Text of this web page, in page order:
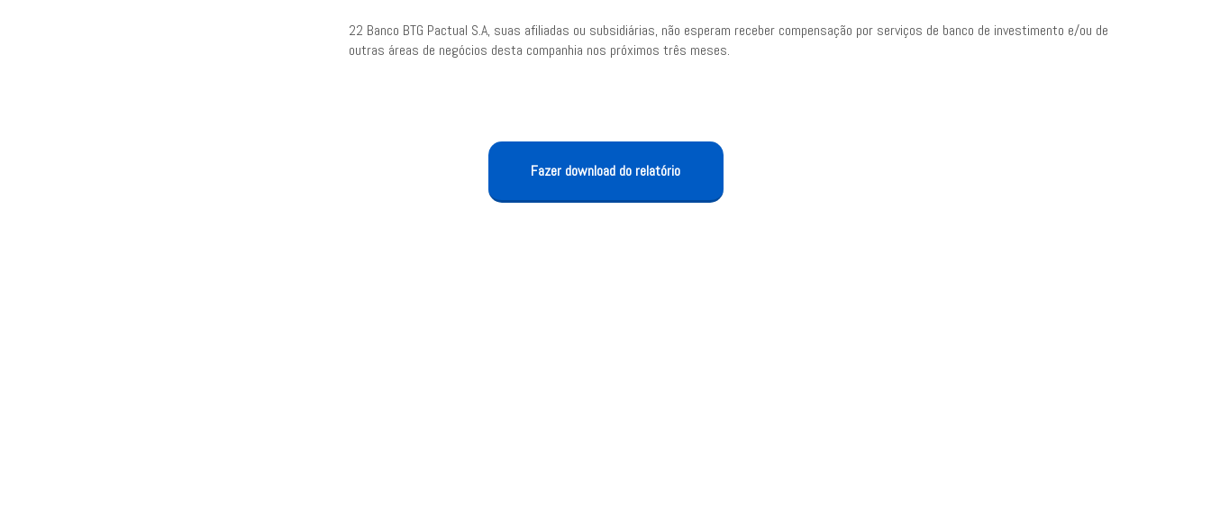
22 Banco BTG Pactual S.A, suas afiliadas ou subsidiárias, não esperam receber compensação por serviços de banco de investimento e/ou de
outras áreas de negócios desta companhia nos próximos três meses.
Fazer download do relatório